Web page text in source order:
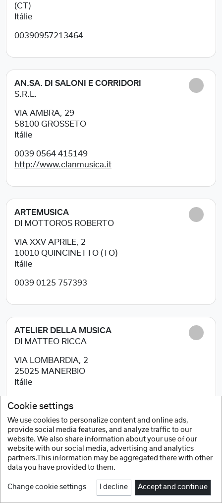
(CT)
Itálie
00390957213464
AN.SA. DI SALONI E CORRIDORI
S.R.L.
VIA AMBRA, 29
58100 GROSSETO
Itálie
0039 0564 415149
http://www.clanmusica.it
ARTEMUSICA
DI MOTTOROS ROBERTO
VIA XXV APRILE, 2
10010 QUINCINETTO (TO)
Itálie
0039 0125 757393
ATELIER DELLA MUSICA
DI MATTEO RICCA
VIA LOMBARDIA, 2
25025 MANERBIO
Itálie
0309380055
BOMBARDINO
VIA MANDURIA,118
Itálie
Cookie settings
We use cookies to personalize content and online ads,
provide social media features, and analyze traffic to our
website. We also share information about your use of our
website with our social media, advertising and analytics
partners.This information may be aggregated there with other
data you have provided to them.
Change cookie settings I decline Accept and continue